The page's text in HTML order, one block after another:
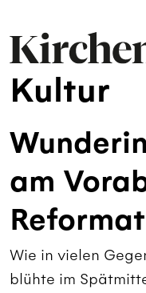
Kultur
am
Wie in vielen
blühte im